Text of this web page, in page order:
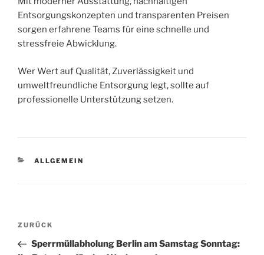
Entsorgungskonzepten und transparenten Preisen
sorgen erfahrene Teams für eine schnelle und
stressfreie Abwicklung.
Wer Wert auf Qualität, Zuverlässigkeit und
umweltfreundliche Entsorgung legt, sollte auf
professionelle Unterstützung setzen.
KATEGORIEN
ALLGEMEIN
Beitragsnavigation
Vorheriger
Beitrag
ZURÜCK
Sperrmüllabholung Berlin am Samstag Sonntag: